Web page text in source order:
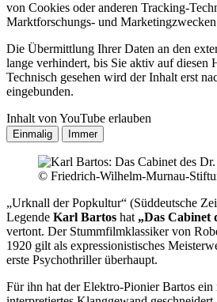
von Cookies oder anderen Tracking-
Marktforschungs- und
Die Übermittlung Ihrer Daten an den
lange verhindert, bis Sie aktiv auf diesen
Technisch gesehen wird der Inhalt erst
eingebunden.
Inhalt von YouTube erlauben
© Friedrich-Wilhelm-Murnau-
„Urknall der Popkultur“ (Süddeutsche
Legende Karl Bartos hat „Das Cabinet
vertont. Der Stummfilmklassiker von
1920 gilt als expressionistisches
erste Psychothriller überhaupt.
Für ihn hat der Elektro-Pionier Bartos ein